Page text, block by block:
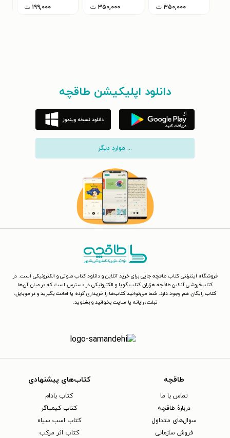
۳۵۰,۰۰۰ ت ۳۵۰,۰۰۰ ت ۱۹۹,۰۰۰ ت
دانلود اپلیکیشن طاقچه
... موارد دیگر
فروشگاه اینترنتی کتاب طاقچه جایی برای خرید آنلاین و دانلود کتاب صوتی و الکترونیکی است. در
کتاب‌فروشی آنلاین طاقچه هزاران کتاب گویا و الکترونیکی در دسترس است که در میان آن‌ها
کتاب رایگان هم وجود دارد. شما می‌توانید کتاب‌ها را خریداری کرده یا امانت بگیرید و در موبایل،
تبلت، رایانه یا سایت بخوانید و بشنوید.
طاقچه
تماس با ما
دربارهٔ طاقچه
سوال‌های متداول
فروش سازمانی
کتاب‌های پیشنهادی
کتاب بادام
کتاب کیمیاگر
کتاب اسب سیاه
کتاب اثر مرکب